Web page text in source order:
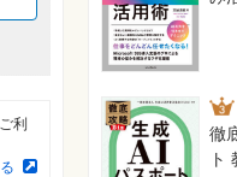
利
徹
ト